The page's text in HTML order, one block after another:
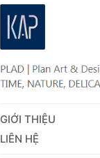
GIỚI THIỆU
LIÊN HỆ